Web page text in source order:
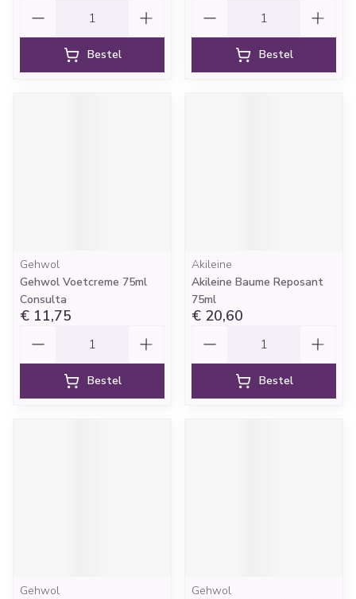
Bestel Bestel
Gehwol
Gehwol Voetcreme 75ml
Consulta
€ 11,75
Bestel
Akileine
Akileine Baume Reposant
75ml
€ 20,60
Bestel
Gehwol
Gehwol